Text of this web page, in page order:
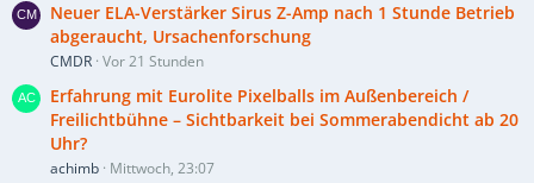
Neuer ELA-Verstärker Sirus Z-Amp nach 1 Stunde Betrieb
abgeraucht, Ursachenforschung
CMDR Vor 21 Stunden
Erfahrung mit Eurolite Pixelballs im Außenbereich /
Freilichtbühne – Sichtbarkeit bei Sommerabendicht ab 20
Uhr?
achimb Mittwoch, 23:07